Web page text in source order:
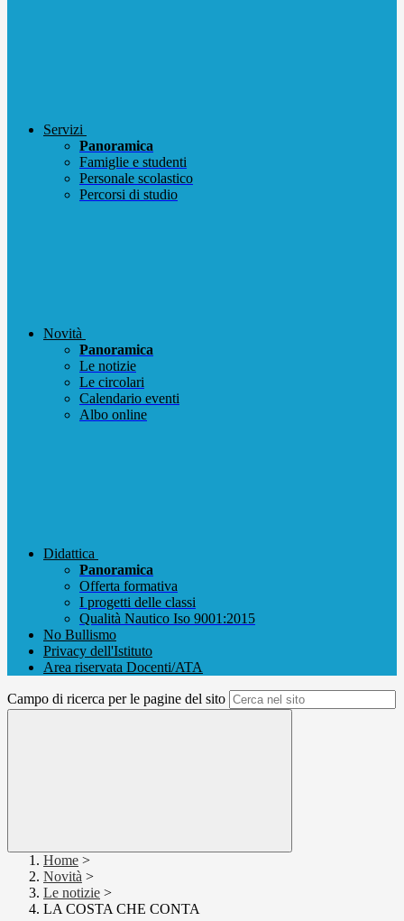
Servizi
Panoramica
Famiglie e studenti
Personale scolastico
Percorsi di studio
Novità
Panoramica
Le notizie
Le circolari
Calendario eventi
Albo online
Didattica
Panoramica
Offerta formativa
I progetti delle classi
Qualità Nautico Iso 9001:2015
No Bullismo
Privacy dell'Istituto
Area riservata Docenti/ATA
Campo di ricerca per le pagine del sito
Home >
Novità >
Le notizie >
LA COSTA CHE CONTA